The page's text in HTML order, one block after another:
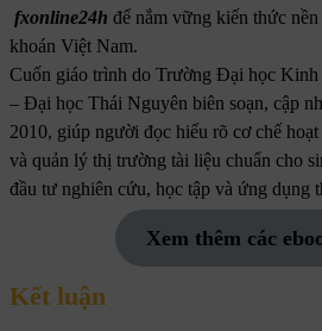
fxonline24h để nắm vững kiến thức
khoán Việt Nam.
Cuốn giáo trình do Trường Đại học
– Đại học Thái Nguyên biên soạn, cập
2010, giúp người đọc hiểu rõ cơ chế
và quản lý thị trường tài liệu chuẩn cho
đầu tư nghiên cứu, học tập và ứng dụng
Xem thêm các
Kết luận